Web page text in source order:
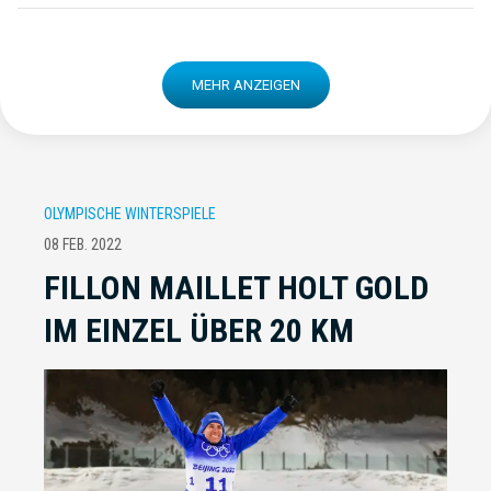
MEHR ANZEIGEN
OLYMPISCHE WINTERSPIELE
08 FEB. 2022
FILLON MAILLET HOLT GOLD
IM EINZEL ÜBER 20 KM